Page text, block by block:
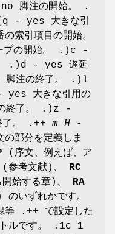
脚注の開始。 .
- yes 大きな引
の索引項目の開始。
プの開始。 .)c -
。 .)d - yes 遅延
注の終了。 .)l
大きな引用の
終了。 .)z -
了。 .++ m H -
の部分を定義しま
(序文、例えば、ア
(参考文献)、 RC
始する章)、 RA
いずれかです。
.++ で設定した
ルです。 .1c 1